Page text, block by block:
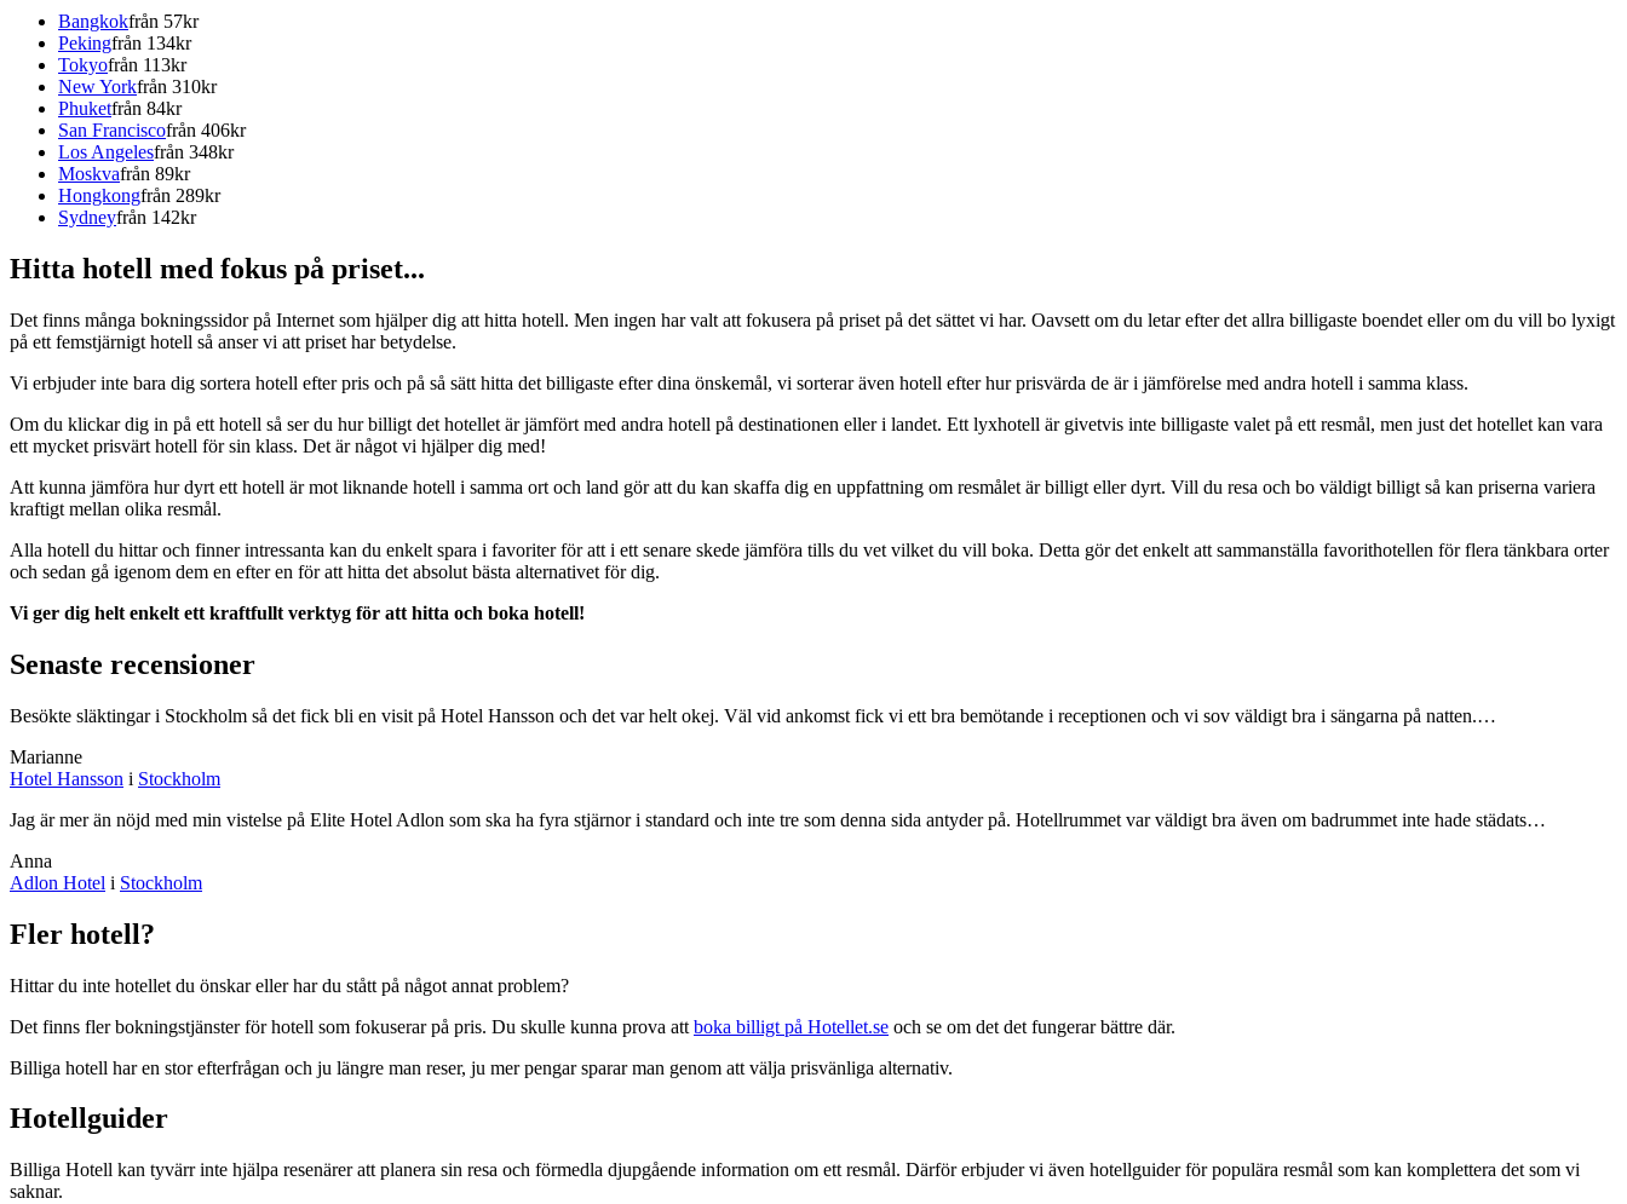
Bangkokfrån 57kr
Pekingfrån 134kr
Tokyofrån 113kr
New Yorkfrån 310kr
Phuketfrån 84kr
San Franciscofrån 406kr
Los Angelesfrån 348kr
Moskvafrån 89kr
Hongkongfrån 289kr
Sydneyfrån 142kr
Hitta hotell med fokus på priset...
Det finns många bokningssidor på Internet som hjälper dig att hitta hotell. Men ingen har valt att fokusera på priset på det sättet vi har. Oavsett om du letar efter det allra billigaste boendet eller om du vill bo lyxigt
på ett femstjärnigt hotell så anser vi att priset har betydelse.
Vi erbjuder inte bara dig sortera hotell efter pris och på så sätt hitta det billigaste efter dina önskemål, vi sorterar även hotell efter hur prisvärda de är i jämförelse med andra hotell i samma klass.
Om du klickar dig in på ett hotell så ser du hur billigt det hotellet är jämfört med andra hotell på destinationen eller i landet. Ett lyxhotell är givetvis inte billigaste valet på ett resmål, men just det hotellet kan vara
ett mycket prisvärt hotell för sin klass. Det är något vi hjälper dig med!
Att kunna jämföra hur dyrt ett hotell är mot liknande hotell i samma ort och land gör att du kan skaffa dig en uppfattning om resmålet är billigt eller dyrt. Vill du resa och bo väldigt billigt så kan priserna variera
kraftigt mellan olika resmål.
Alla hotell du hittar och finner intressanta kan du enkelt spara i favoriter för att i ett senare skede jämföra tills du vet vilket du vill boka. Detta gör det enkelt att sammanställa favorithotellen för flera tänkbara orter
och sedan gå igenom dem en efter en för att hitta det absolut bästa alternativet för dig.
Vi ger dig helt enkelt ett kraftfullt verktyg för att hitta och boka hotell!
Senaste recensioner
Besökte släktingar i Stockholm så det fick bli en visit på Hotel Hansson och det var helt okej. Väl vid ankomst fick vi ett bra bemötande i receptionen och vi sov väldigt bra i sängarna på natten.…
Marianne
Hotel Hansson i Stockholm
Jag är mer än nöjd med min vistelse på Elite Hotel Adlon som ska ha fyra stjärnor i standard och inte tre som denna sida antyder på. Hotellrummet var väldigt bra även om badrummet inte hade städats…
Anna
Adlon Hotel i Stockholm
Fler hotell?
Hittar du inte hotellet du önskar eller har du stått på något annat problem?
Det finns fler bokningstjänster för hotell som fokuserar på pris. Du skulle kunna prova att boka billigt på Hotellet.se och se om det det fungerar bättre där.
Billiga hotell har en stor efterfrågan och ju längre man reser, ju mer pengar sparar man genom att välja prisvänliga alternativ.
Hotellguider
Billiga Hotell kan tyvärr inte hjälpa resenärer att planera sin resa och förmedla djupgående information om ett resmål. Därför erbjuder vi även hotellguider för populära resmål som kan komplettera det som vi
saknar.